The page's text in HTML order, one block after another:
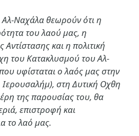
Αλ-Ναχάλα θεωρούν ότι η
του λαού μας, η
Αντίστασης και η πολιτική
του Κατακλυσμού του Αλ-
υφίσταται ο λαός μας στην
στη Δυτική Οχθη
της παρουσίας του, θα
επιστροφή και
το λαό μας.